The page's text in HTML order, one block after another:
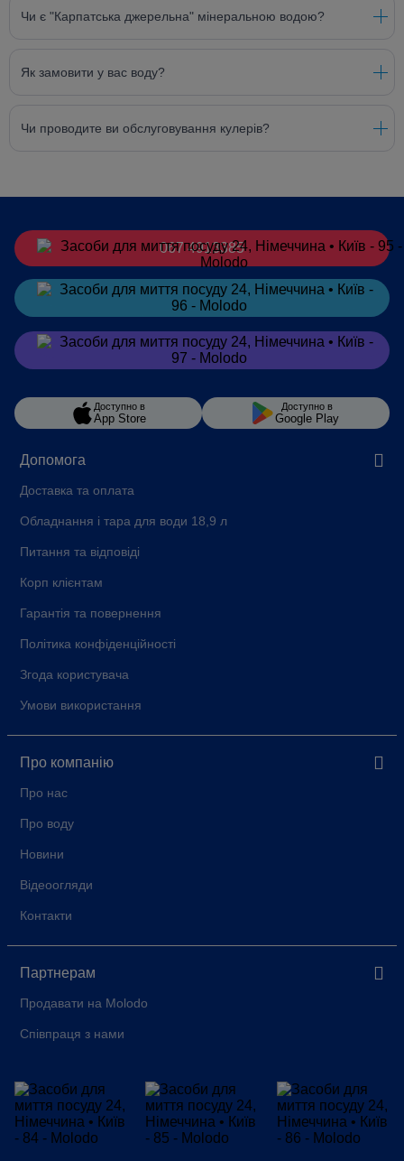
Чи є "Карпатська джерельна" мінеральною водою?
Як замовити у вас воду?
Чи проводите ви обслуговування кулерів?
Допомога
Доставка та оплата
Обладнання і тара для води 18,9 л
Питання та відповіді
Корп клієнтам
Гарантія та повернення
Політика конфіденційності
Згода користувача
Умови використання
Про компанію
Про нас
Про воду
Новини
Відеоогляди
Контакти
Партнерам
Продавати на Molodo
Співпраця з нами
067 4913385
Замовитив Telegram
Замовитив Viber
Доступно в
App Store
Доступно в
Google Play